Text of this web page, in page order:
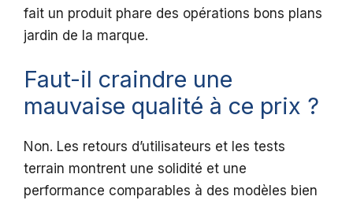
fait un produit phare des opérations bons plans
jardin de la marque.
Faut-il craindre une
mauvaise qualité à ce prix ?
Non. Les retours d’utilisateurs et les tests
terrain montrent une solidité et une
performance comparables à des modèles bien